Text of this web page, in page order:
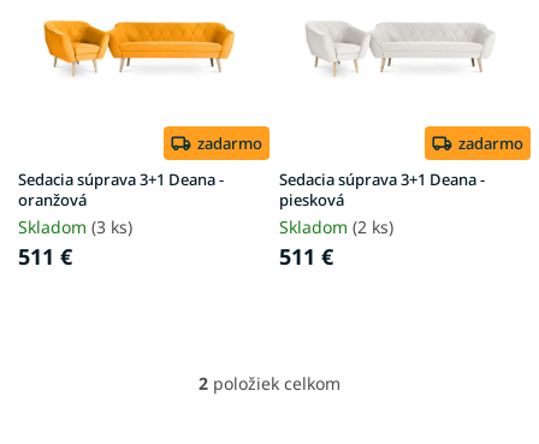
u
k
t
o
zadarmo
Sedacia súprava 3+1 Deana -
oranžová
Skladom (3 ks)
511 €
zadarmo
Sedacia súprava 3+1 Deana -
piesková
Skladom (2 ks)
511 €
O
2 položiek celkom